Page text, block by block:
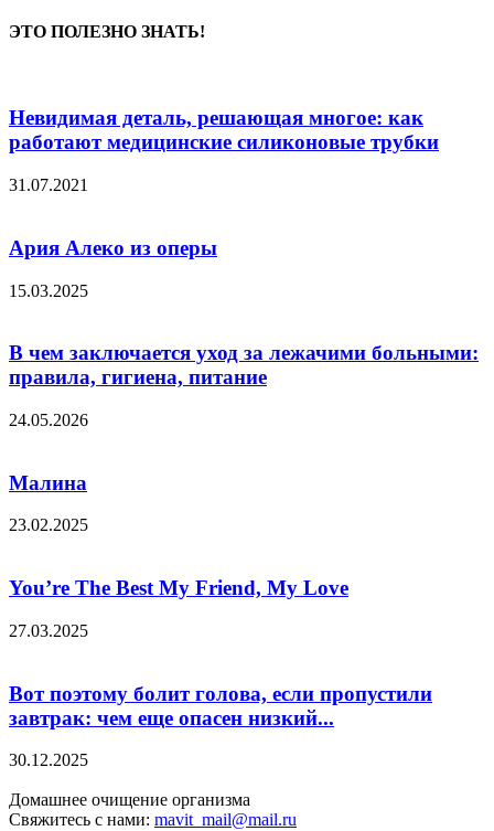
ЭТО ПОЛЕЗНО ЗНАТЬ!
Невидимая деталь, решающая многое: как
работают медицинские силиконовые трубки
31.07.2021
Ария Алеко из оперы
15.03.2025
В чем заключается уход за лежачими больными:
правила, гигиена, питание
24.05.2026
Малина
23.02.2025
You’re The Best My Friend, My Love
27.03.2025
Вот поэтому болит голова, если пропустили
завтрак: чем еще опасен низкий...
30.12.2025
Домашнее очищение организма
Свяжитесь с нами: mavit_mail@mail.ru